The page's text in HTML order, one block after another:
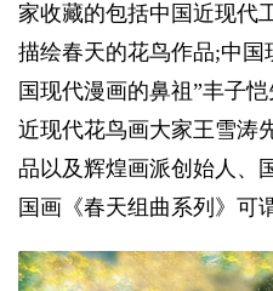
家收藏的包括中国近现代
描绘春天的花鸟作品;中国
国现代漫画的鼻祖”丰子
近现代花鸟画大家王雪涛
品以及辉煌画派创始人、
国画《春天组曲系列》可